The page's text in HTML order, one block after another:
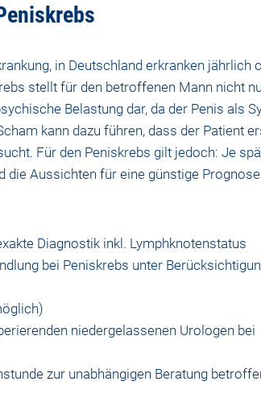
in Deutschland erkranken jährlich
stellt für den betroffenen Mann nicht
Belastung dar, da der Penis als
kann dazu führen, dass der Patient
Für den Peniskrebs gilt jedoch: Je
die Aussichten für eine günstige
Diagnostik inkl. Lymphknotenstatus
bei Peniskrebs unter
niedergelassenen Urologen bei
zur unabhängigen Beratung